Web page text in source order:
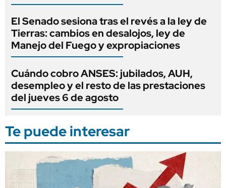
El Senado sesiona tras el revés a la ley de
Tierras: cambios en desalojos, ley de
Manejo del Fuego y expropiaciones
Cuándo cobro ANSES: jubilados, AUH,
desempleo y el resto de las prestaciones
del jueves 6 de agosto
Te puede interesar